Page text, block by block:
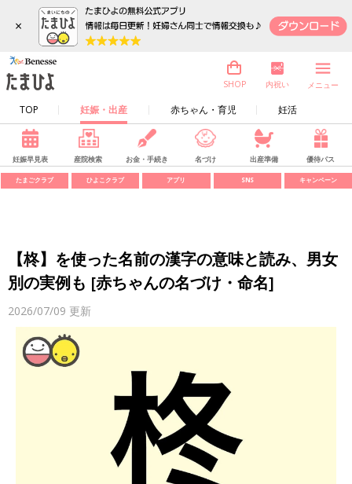
×
TOP 妊娠・出産 赤ちゃん・育児 妊活
SHOP 内祝い メニュー
妊娠早見表 産院検索 お金・手続き 名づけ 出産準備 優待パス
たまごクラブ ひよこクラブ アプリ SNS キャンペーン
【柊】を使った名前の漢字の意味と読み、男女
別の実例も [赤ちゃんの名づけ・命名]
2026/07/09 更新